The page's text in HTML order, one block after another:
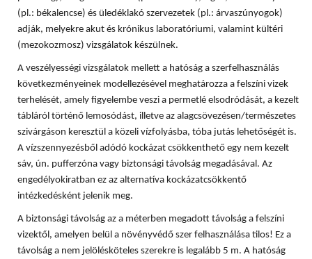
(pl.: békalencse) és üledéklakó szervezetek (pl.: árvaszúnyogok)
adják, melyekre akut és krónikus laboratóriumi, valamint kültéri
(mezokozmosz) vizsgálatok készülnek.
A veszélyességi vizsgálatok mellett a hatóság a szerfelhasználás
következményeinek modellezésével meghatározza a felszíni vizek
terhelését, amely figyelembe veszi a permetlé elsodródását, a kezelt
tábláról történő lemosódást, illetve az alagcsövezésen/természetes
szivárgáson keresztül a közeli vízfolyásba, tóba jutás lehetőségét is.
A vízszennyezésből adódó kockázat csökkenthető egy nem kezelt
sáv, ún. pufferzóna vagy biztonsági távolság megadásával. Az
engedélyokiratban ez az alternatíva kockázatcsökkentő
intézkedésként jelenik meg.
A biztonsági távolság az a méterben megadott távolság a felszíni
vizektől, amelyen belül a növényvédő szer felhasználása tilos! Ez a
távolság a nem jelölésköteles szerekre is legalább 5 m. A hatóság